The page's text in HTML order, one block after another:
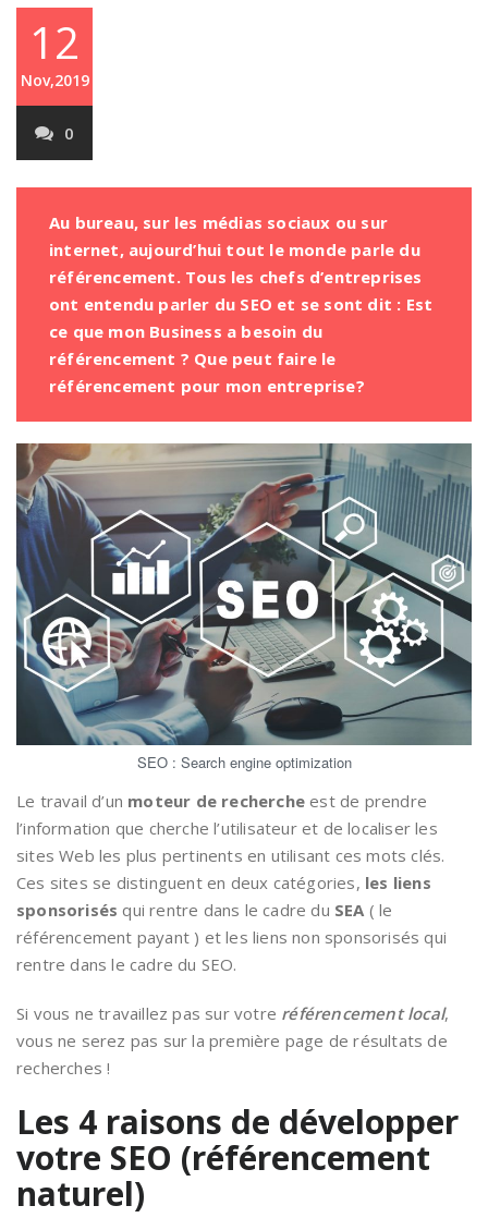
12
Nov,2019
0
Au bureau, sur les médias sociaux ou sur
internet, aujourd’hui tout le monde parle du
référencement. Tous les chefs d’entreprises
ont entendu parler du SEO et se sont dit : Est
ce que mon Business a besoin du
référencement ? Que peut faire le
référencement pour mon entreprise?
SEO : Search engine optimization
Le travail d’un moteur de rechercheest de prendre
l’information que cherche l’utilisateur et de localiser les
sites Web les plus pertinents en utilisant ces mots clés.
Ces sites se distinguent en deux catégories, les liens
sponsorisés qui rentre dans le cadre du SEA ( le
référencement payant ) et les liens non sponsorisés qui
rentre dans le cadre du SEO.
Si vous ne travaillez pas sur votre référencement local,
vous ne serez pas sur la première page de résultats de
recherches !
Les 4 raisons de développer
votre SEO (référencement
naturel)